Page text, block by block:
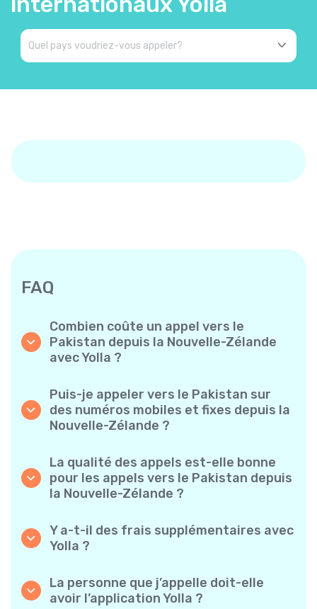
FAQ
Combien coûte un appel vers le
Pakistan depuis la Nouvelle-Zélande
avec Yolla ?
abordables pour les appels vers le Pakistan.
Consultez simplement les tarifs les plus
récents dans l’application — sans frais
cachés, sans mauvaise surprise.
Puis-je appeler vers le Pakistan sur
des numéros mobiles et fixes depuis la
Nouvelle-Zélande ?
vers des téléphones mobiles et des lignes
fixes vers le Pakistan en toute simplicité.
La qualité des appels est-elle bonne
pour les appels vers le Pakistan depuis
la Nouvelle-Zélande ?
claire et fiable, pour que vos conversations
sonnent comme des appels locaux.
Y a-t-il des frais supplémentaires avec
Yolla ?
transparents, sans frais cachés — pas
d’abonnement mensuel obligatoire ni de frais
de connexion.
La personne que j’appelle doit-elle
avoir l’application Yolla ?